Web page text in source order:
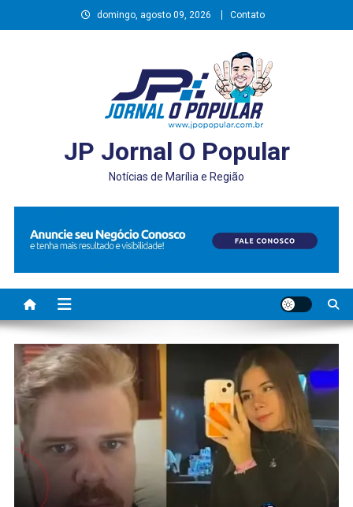
to
domingo, agosto 09, 2026 Contato
JP Jornal O Popular
Notícias de Marília e Região